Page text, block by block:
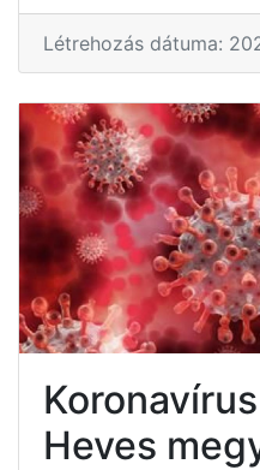
Létrehozás dátuma:
Heves